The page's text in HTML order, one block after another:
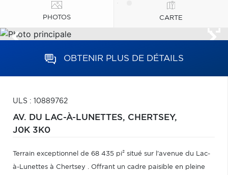
PHOTOS CARTE
OBTENIR PLUS DE DÉTAILS
ULS : 10889762
AV. DU LAC-À-LUNETTES, CHERTSEY,
J0K 3K0
Terrain exceptionnel de 68 435 pi² situé sur l'avenue du Lac-
à-Lunettes à Chertsey . Offrant un cadre paisible en pleine